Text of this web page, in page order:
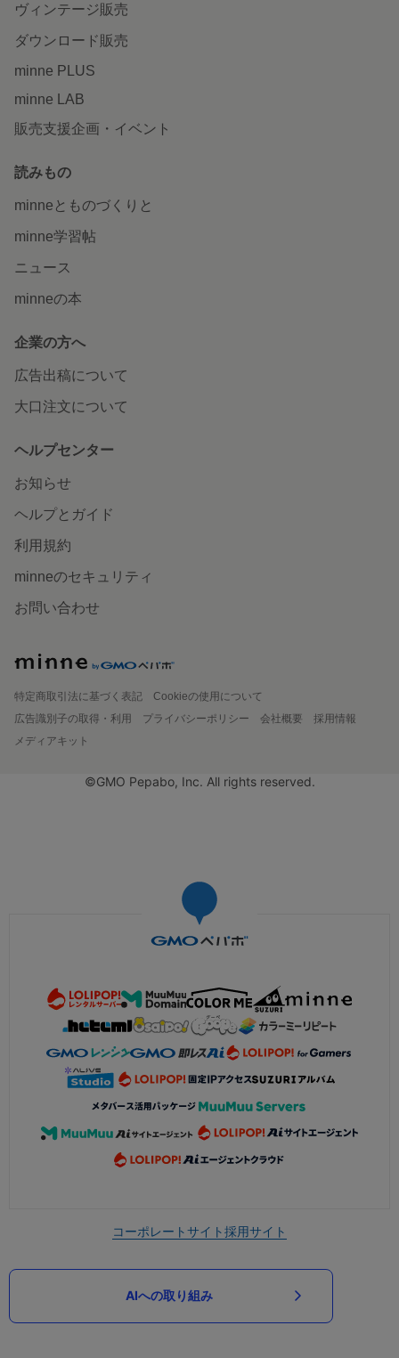
ヴィンテージ販売
ダウンロード販売
minne PLUS
minne LAB
販売支援企画・イベント
読みもの
minneとものづくりと
minne学習帖
ニュース
minneの本
企業の方へ
広告出稿について
大口注文について
ヘルプセンター
お知らせ
ヘルプとガイド
利用規約
minneのセキュリティ
お問い合わせ
特定商取引法に基づく表記
Cookieの使用について
広告識別子の取得・利用
プライバシーポリシー 会社概要
採用情報
メディアキット
©GMO Pepabo, Inc. All rights reserved.
コーポレートサイト採用サイト
AIへの取り組み